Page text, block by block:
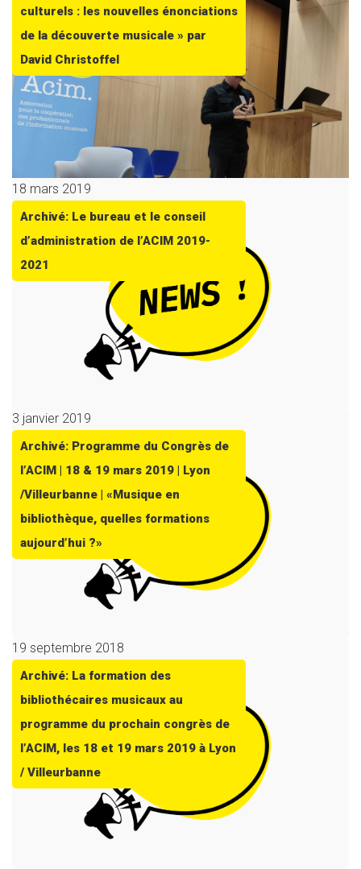
culturels : les nouvelles énonciations
de la découverte musicale » par
David Christoffel
18 mars 2019
Archivé: Le bureau et le conseil
d’administration de l’ACIM 2019-
2021
3 janvier 2019
Archivé: Programme du Congrès de
l’ACIM | 18 & 19 mars 2019 | Lyon
/Villeurbanne | «Musique en
bibliothèque, quelles formations
aujourd’hui ?»
19 septembre 2018
Archivé: La formation des
bibliothécaires musicaux au
programme du prochain congrès de
l’ACIM, les 18 et 19 mars 2019 à Lyon
/ Villeurbanne